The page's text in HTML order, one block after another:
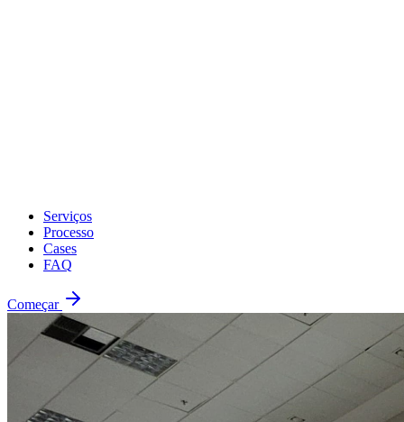
Serviços
Processo
Cases
FAQ
Começar